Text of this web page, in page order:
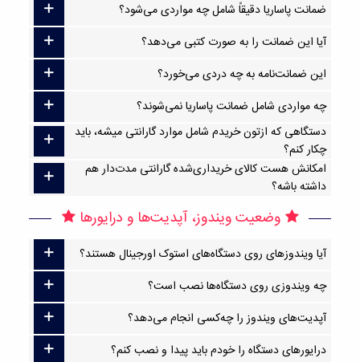
ضمانت پاساریا دقیقاً شامل چه مواردی می‌شود؟
آیا این ضمانت را به صورت کتبی می‌دهد؟
این ضمانت‌نامه به چه دردی می‌خورد؟
چه مواردی شامل ضمانت پاساریا نمی‌شوند؟
دستگاهی که ازتون خریدم شامل موارد گارانتی میشه، باید
چکار کنم؟
امکانش هست کالای خریداری‌شده گارانتی مدت‌دار هم
داشته باشه؟
وضعیت ویندوز، آپدیت‌ها و درایورها
آیا ویندوزهای روی دستگاه‌های استوک اورجینال هستند؟
چه ویندوزی روی دستگاه‌ها نصب است؟
آپدیت‌های ویندوز را چه‌کسی انجام می‌دهد؟
درایورهای دستگاه را خودم باید پیدا و نصب کنم؟